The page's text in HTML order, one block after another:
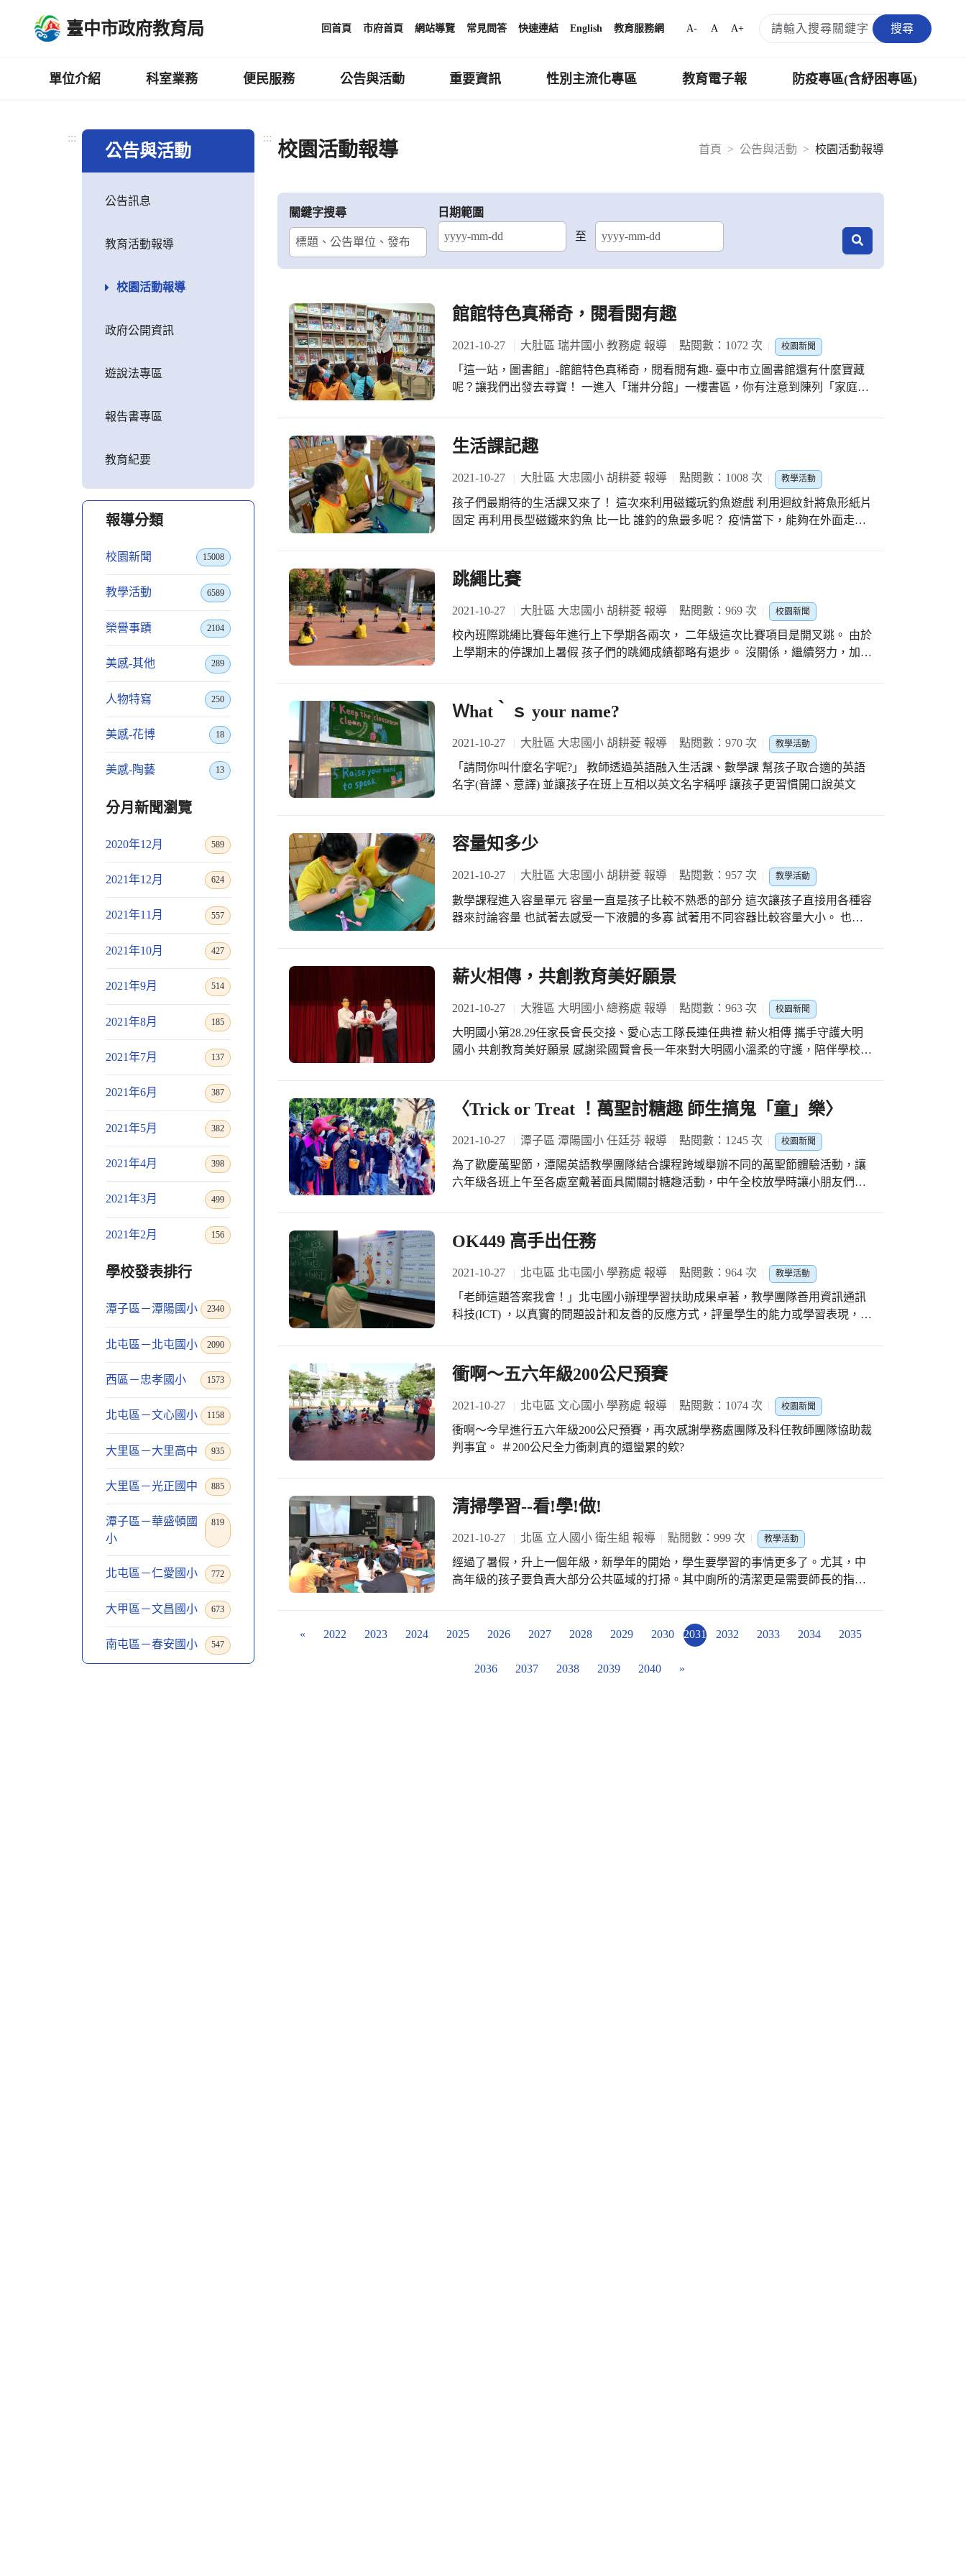
臺中市政府教育局 回首頁 市府首頁 網站導覽 常見問答 快速連結 English 教育服務網 A- A A+ 搜尋
單位介紹 科室業務 便民服務 公告與活動 重要資訊 性別主流化專區 教育電子報 防疫專區(含紓困專區)
:::
公告與活動
公告訊息
教育活動報導
校園活動報導
政府公開資訊
遊說法專區
報告書專區
教育紀要
報導分類
校園新聞 15008
教學活動 6589
榮譽事蹟 2104
美感-其他 289
人物特寫 250
美感-花博 18
美感-陶藝 13
分月新聞瀏覽
2020年12月 589
2021年12月 624
2021年11月 557
2021年10月 427
2021年9月 514
2021年8月 185
2021年7月 137
2021年6月 387
2021年5月 382
2021年4月 398
2021年3月 499
2021年2月 156
學校發表排行
潭子區－潭陽國小 2340
北屯區－北屯國小 2090
西區－忠孝國小 1573
北屯區－文心國小 1158
大里區－大里高中 935
大里區－光正國中 885
潭子區－華盛頓國
小
819
北屯區－仁愛國小 772
大甲區－文昌國小 673
南屯區－春安國小 547
:::
首頁
公告與活動 校園活動報導
校園活動報導
關鍵字搜尋
日期範圍
至
結束日期
館館特色真稀奇，閱看閱有趣
2021-10-27 大肚區 瑞井國小 教務處 報導 點閱數：1072 次 校園新聞
「這一站，圖書館」-館館特色真稀奇，閱看閱有趣- 臺中市立圖書館還有什麼寶藏
呢？讓我們出發去尋寶！ 一進入「瑞井分館」一樓書區，你有注意到陳列「家庭手
自然文史特色品牌。 本校在10/20~10/26安排全校各班走訪「大肚山上的秘密閱讀花
園」~瑞井分館。這次的主題活動正是臺中市立圖書館的「館藏特色」介紹。 除了
介紹瑞井分館外，館員阿姨展示了各分館館章圖樣，讓大家猜猜鄰近的分館特色。
觀察力敏銳的小朋友馬上能聯想到，例如:「大肚分館」是「親職教育」特色館藏，
提供家長豐富且多元的親職教育資訊；「清水分館」特別成立【兒童益智推理專
區】來培養學童的推理能力、體驗獨特閱讀樂趣。而鐵道在烏日區，具有時代變遷
別喜好或主題需求的讀者，可以多加善用喔！除此之外，還想知道全臺中44所圖書
尋寶！若有機會拜訪各市立圖書館，記得每到不同分館，都可以蒐集分館館章蓋印
留作紀念喔！ #感謝各班導師全力協助閱讀教育推動 #感謝瑞井分館館員熱情介紹 #
館校合作-圖書館利用教育
生活課記趣
2021-10-27 大肚區 大忠國小 胡耕菱 報導 點閱數：1008 次 教學活動
孩子們最期待的生活課又來了！ 這次來利用磁鐵玩釣魚遊戲 利用迴紋針將魚形紙片
固定 再利用長型磁鐵來釣魚 比一比 誰釣的魚最多呢？ 疫情當下，能夠在外面走
跳繩比賽
2021-10-27 大肚區 大忠國小 胡耕菱 報導 點閱數：969 次 校園新聞
校內班際跳繩比賽每年進行上下學期各兩次， 二年級這次比賽項目是開叉跳。 由於
上學期末的停課加上暑假 孩子們的跳繩成績都略有退步。 沒關係，繼續努力，加
Ｗhat‵ｓ your name?
2021-10-27 大肚區 大忠國小 胡耕菱 報導 點閱數：970 次 教學活動
「請問你叫什麼名字呢?」 教師透過英語融入生活課、數學課 幫孩子取合適的英語
名字(音譯、意譯) 並讓孩子在班上互相以英文名字稱呼 讓孩子更習慣開口說英文
容量知多少
2021-10-27 大肚區 大忠國小 胡耕菱 報導 點閱數：957 次 教學活動
數學課程進入容量單元 容量一直是孩子比較不熟悉的部分 這次讓孩子直接用各種容
器來討論容量 也試著去感受一下液體的多寡 試著用不同容器比較容量大小。 也讓
薪火相傳，共創教育美好願景
2021-10-27 大雅區 大明國小 總務處 報導 點閱數：963 次 校園新聞
大明國小第28.29任家長會長交接、愛心志工隊長連任典禮 薪火相傳 攜手守護大明
國小 共創教育美好願景 感謝梁國賢會長一年來對大明國小溫柔的守護，陪伴學校面
們以愛自己孩子的心，將愛擴大至所有大明國小的孩子。 愛心志工隊是學校的守護
天使，志工們總是日日守護大明的孩子 。 恭喜許妙如隊長連任愛心志工隊隊長，繼
續帶領志工夥伴們，陪伴大明師生。
〈Trick or Treat ！萬聖討糖趣 師生搞鬼「童」樂〉
2021-10-27 潭子區 潭陽國小 任廷芬 報導 點閱數：1245 次 校園新聞
為了歡慶萬聖節，潭陽英語教學團隊結合課程跨域舉辦不同的萬聖節體驗活動，讓
六年級各班上午至各處室戴著面具闖關討糖趣活動，中午全校放學時讓小朋友們一
Monster big, vampire mean All show up on Halloween Walk around and trick or treat
Scaring people on the street Boom, boom, boom, boom Boom, boom, boom, boom Ding
dong, ding dong Trick or treat 「Trick or Treat ！」翻譯成中文意即「不給糖就搗
蛋」，潭陽國小今日變成魔法學校，利用週三中午全校放學時刻，前庭校門口變化
裝舞會，由二位英語科任靜筠老師、滋憶老師主持串場，家長會準備許多糖果裝置
在南瓜裡，全六年級師生二百多位學生各出奇招變裝搞鬼，不只在校內討糖吃，還
色垃圾袋扮魔鬼等各類造型，各出奇招變裝，有的裝神弄鬼，但逗趣模樣，沒有任
裝扮可愛的動物老師帶領著繞校園，學長姊開心玩鬧，校長、會長夫人暨主任們幫
忙發糖果，每位學童皆很開心喔！ 潭陽國小吳德惠校長強調，舉辦萬聖節活動，讓
小朋友在遊戲中輕鬆學英語，親師生合作讓學童透過經驗課程進行學習，老師的用
OK449 高手出任務
2021-10-27 北屯區 北屯國小 學務處 報導 點閱數：964 次 教學活動
「老師這題答案我會！」北屯國小辦理學習扶助成果卓著，教學團隊善用資訊通訊
科技(ICT) ，以真實的問題設計和友善的反應方式，評量學生的能力或學習表現，希
衝啊～五六年級200公尺預賽
2021-10-27 北屯區 文心國小 學務處 報導 點閱數：1074 次 校園新聞
衝啊～今早進行五六年級200公尺預賽，再次感謝學務處團隊及科任教師團隊協助裁
判事宜。 ＃200公尺全力衝刺真的還蠻累的欸?
清掃學習--看!學!做!
2021-10-27 北區 立人國小 衛生組 報導 點閱數：999 次 教學活動
經過了暑假，升上一個年級，新學年的開始，學生要學習的事情更多了。尤其，中
高年級的孩子要負責大部分公共區域的打掃。其中廁所的清潔更是需要師長的指
成廁所清掃，並實地示範與演練，希望能常保校園的整潔，也從中訓練學生的生活
愛護環境與健康，就從生活做起!
« 2022 2023 2024 2025 2026 2027 2028 2029 2030 2031 2032 2033 2034 2035
2036 2037 2038 2039 2040 »